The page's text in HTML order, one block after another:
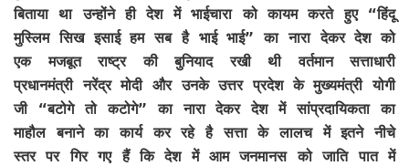
बिताया था उन्होंने ही देश में भाईचारा को कायम करते हुए “हिंदू
मुस्लिम सिख इसाई हम सब है भाई भाई” का नारा देकर देश को
एक मजबूत राष्ट्र की बुनियाद रखी थी वर्तमान सत्ताधारी
प्रधानमंत्री नरेंद्र मोदी और उनके उत्तर प्रदेश के मुख्यमंत्री योगी
जी “बटोगे तो कटोगे” का नारा देकर देश में सांप्रदायिकता का
माहौल बनाने का कार्य कर रहे है सत्ता के लालच में इतने नीचे
स्तर पर गिर गए हैं कि देश में आम जनमानस को जाति पात में